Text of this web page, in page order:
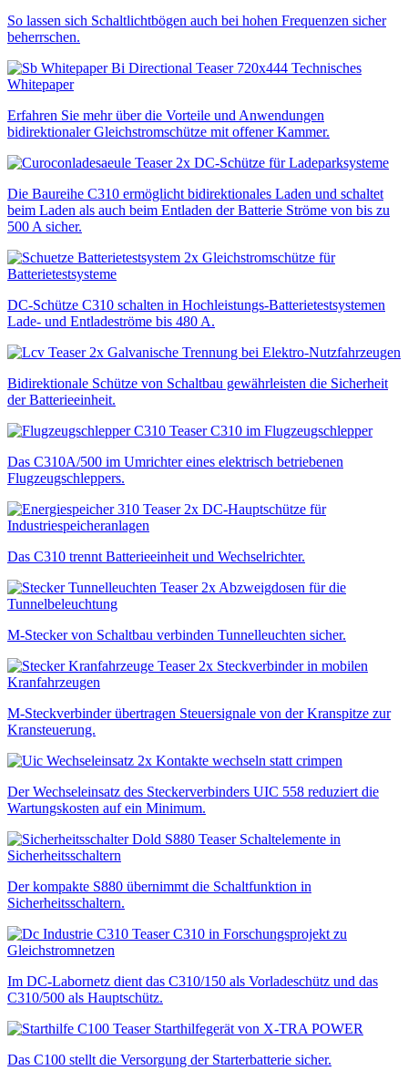
So lassen sich Schaltlichtbögen auch bei hohen Frequenzen sicher
beherrschen.
Technisches
Whitepaper
Erfahren Sie mehr über die Vorteile und Anwendungen
bidirektionaler Gleichstromschütze mit offener Kammer.
DC-Schütze für Ladeparksysteme
Die Baureihe C310 ermöglicht bidirektionales Laden und schaltet
beim Laden als auch beim Entladen der Batterie Ströme von bis zu
500 A sicher.
Gleichstromschütze für
Batterietestsysteme
DC-Schütze C310 schalten in Hochleistungs-Batterietestsystemen
Lade- und Entladeströme bis 480 A.
Galvanische Trennung bei Elektro-Nutzfahrzeugen
Bidirektionale Schütze von Schaltbau gewährleisten die Sicherheit
der Batterieeinheit.
C310 im Flugzeugschlepper
Das C310A/500 im Umrichter eines elektrisch betriebenen
Flugzeugschleppers.
DC-Hauptschütze für
Industriespeicheranlagen
Das C310 trennt Batterieeinheit und Wechselrichter.
Abzweigdosen für die
Tunnelbeleuchtung
M-Stecker von Schaltbau verbinden Tunnelleuchten sicher.
Steckverbinder in mobilen
Kranfahrzeugen
M-Steckverbinder übertragen Steuersignale von der Kranspitze zur
Kransteuerung.
Kontakte wechseln statt crimpen
Der Wechseleinsatz des Steckerverbinders UIC 558 reduziert die
Wartungskosten auf ein Minimum.
Schaltelemente in
Sicherheitsschaltern
Der kompakte S880 übernimmt die Schaltfunktion in
Sicherheitsschaltern.
C310 in Forschungsprojekt zu
Gleichstromnetzen
Im DC-Labornetz dient das C310/150 als Vorladeschütz und das
C310/500 als Hauptschütz.
Starthilfegerät von X-TRA POWER
Das C100 stellt die Versorgung der Starterbatterie sicher.